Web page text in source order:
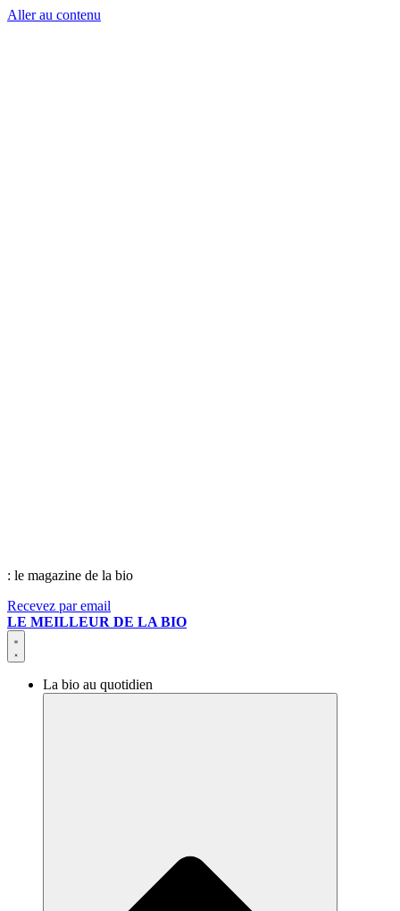
Aller au contenu
: le magazine de la bio
Recevez par email
LE MEILLEUR DE LA BIO
La bio au quotidien